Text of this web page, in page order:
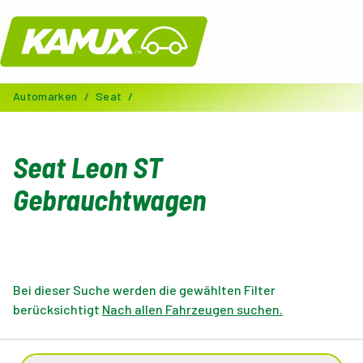
Kamux
Automarken / Seat /
Seat Leon ST
Gebrauchtwagen
Bei dieser Suche werden die gewählten Filter
berücksichtigt Nach allen Fahrzeugen suchen.